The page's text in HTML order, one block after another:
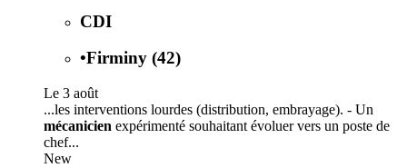
CDI
•Firminy (42)
Le 3 août
...les interventions lourdes (distribution, embrayage). - Un
mécanicien expérimenté souhaitant évoluer vers un poste de
chef...
New